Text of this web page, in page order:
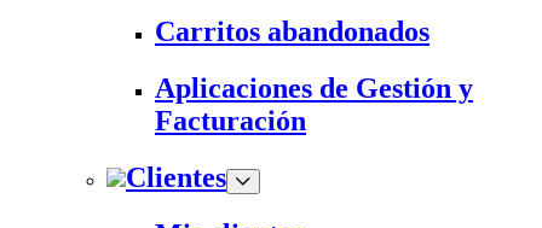
Carritos abandonados
Aplicaciones de Gestión y
Facturación
Clientes